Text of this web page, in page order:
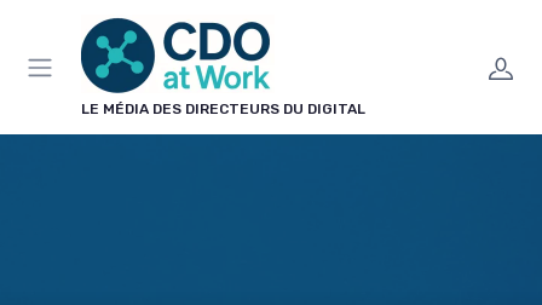
LE MÉDIA DES DIRECTEURS DU DIGITAL
Panneau de gestion des cookies